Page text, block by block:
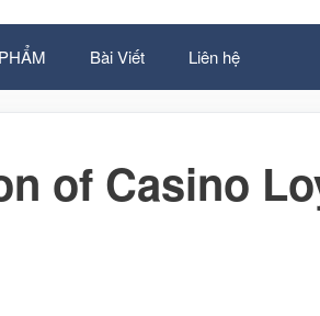
Bài Viết Liên hệ
of Casino